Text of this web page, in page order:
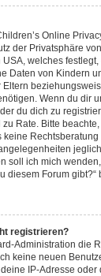
Online
der Privatsphäre
welches
Daten von Kindern
Eltern
Wenn du dir
du dich zu
Rate. Bitte
keine
soll ich mich
diesem Forum
registrieren?
Administration die
keine neuen
IP-Adresse